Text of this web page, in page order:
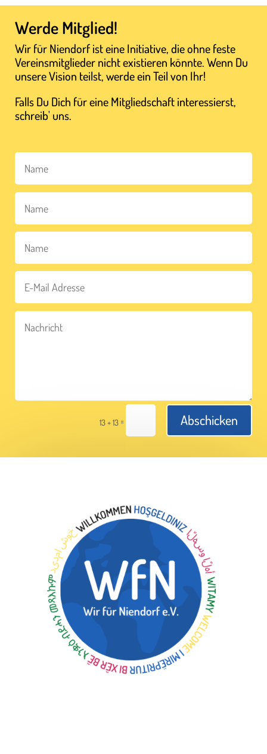
Werde Mitglied!
Wir für Niendorf ist eine Initiative, die ohne feste
Vereinsmitglieder nicht existieren könnte. Wenn Du
unsere Vision teilst, werde ein Teil von Ihr!
Falls Du Dich für eine Mitgliedschaft interessierst,
schreib' uns.
13 + 13 = Abschicken